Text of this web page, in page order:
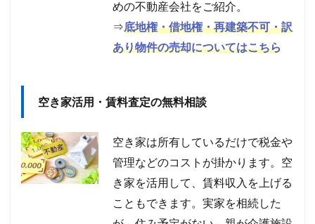
めの不動産会社をご紹介。
⇒底地権・借地権・再建築不可・訳
あり物件の売却についてはこちら
空き家活用・賃料査定の無料相談
空き家は所有しているだけで税金や
管理などのコストが掛かります。空
き家を活用して、賃料収入を上げる
こともできます。実家を相続した